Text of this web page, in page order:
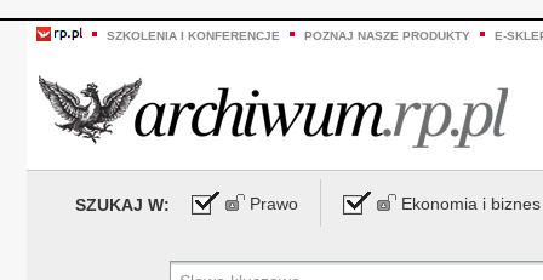
SZKOLENIA I KONFERENCJE POZNAJ NASZE PRODUKTY E-
SZUKAJ W: Prawo Ekonomia i biznes